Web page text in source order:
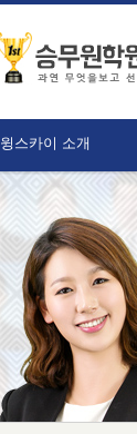
윙스카이 소개